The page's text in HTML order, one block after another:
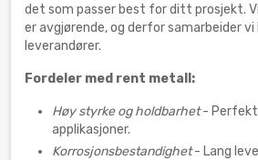
det som passer best for ditt prosjekt.
er avgjørende, og derfor samarbeider
leverandører.
Fordeler med rent metall:
Høy styrke og holdbarhet- Perfekt
applikasjoner.
Korrosjonsbestandighet- Lang